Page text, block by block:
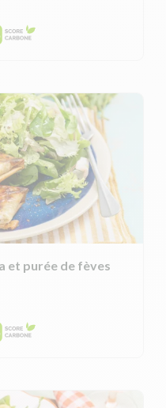
et purée de fèves